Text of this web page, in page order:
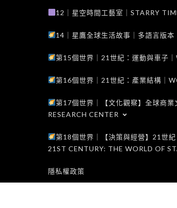
12｜星空時間工藝室｜STARRY
14｜星鷹全球生活故事｜多語言版
第15個世界｜21世紀：運動與車子
第16個世界｜21世紀：產業結構｜
第17個世界｜【文化觀察】全球商
RESEARCH CENTER
第18個世界｜【決策與經營】21世
21ST CENTURY: THE WORLD OF
隱私權政策